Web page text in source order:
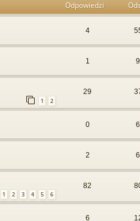
Odpowiedzi
4
1
1 2
29
0
2
1 2 3 4 5 6
82
6